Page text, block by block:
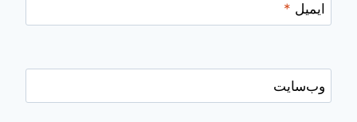
ایمیل *
وب‌سایت